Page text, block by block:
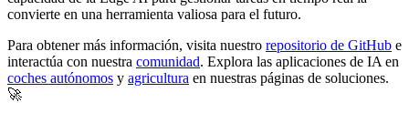
convierte en una herramienta valiosa para el futuro.
Para obtener más información, visita nuestro repositorio de GitHub e
interactúa con nuestra comunidad. Explora las aplicaciones de IA en
coches autónomos y agricultura en nuestras páginas de soluciones.
🚀